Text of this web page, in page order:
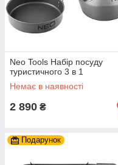
Neo Tools Набір посуду
туристичного 3 в 1
Немає в наявності
2 890 ₴
Подарунок